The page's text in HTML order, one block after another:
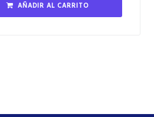
AÑADIR AL CARRITO